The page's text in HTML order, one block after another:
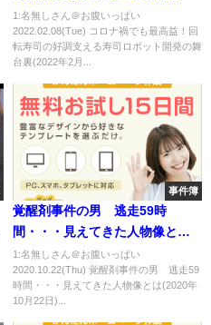
の舞台裏(2022年2月8日)
1:名無しさん＠お腹いっぱい
2022.02.08(Tue) コロナ禍でも最高益！回
転寿司の好調支える寿司ロボット開発の舞
台裏(2022年2月...
事件簿
覚醒剤事件の男 逃走59時
間・・・見えてきた人物像とは
(2020年10月22日)
1:名無しさん＠お腹いっぱい
2020.10.22(Thu) 覚醒剤事件の男 逃走59
時間・・・見えてきた人物像とは(2020年
10月22日)...